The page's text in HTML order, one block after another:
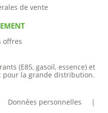
de vente
offres
(E85, gasoil, essence) et
pour la grande distribution.
Données personnelles |